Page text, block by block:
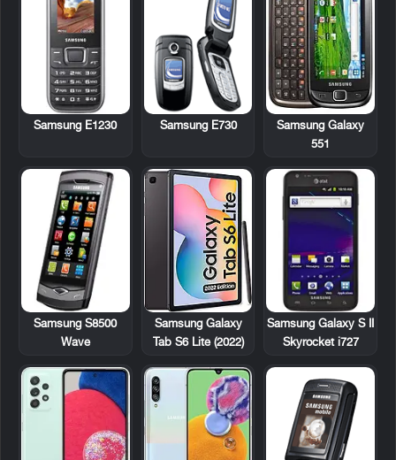
Samsung Galaxy
551
Samsung E730
Samsung E1230
Samsung Galaxy S II
Skyrocket i727
Samsung Galaxy
Tab S6 Lite (2022)
Samsung S8500
Wave